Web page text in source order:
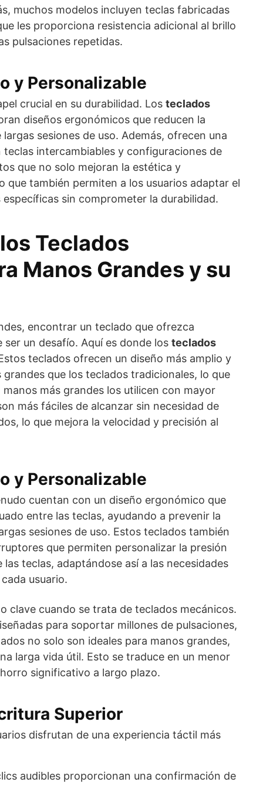
muchos modelos incluyen teclas fabricadas
les proporciona resistencia adicional al brillo
pulsaciones repetidas.
y Personalizable
crucial en su durabilidad. Los teclados
diseños ergonómicos que reducen la
sesiones de uso. Además, ofrecen una
intercambiables y configuraciones de
que no solo mejoran la estética y
que también permiten a los usuarios adaptar el
sin comprometer la durabilidad.
Teclados
Manos Grandes y su
encontrar un teclado que ofrezca
un desafío. Aquí es donde los teclados
teclados ofrecen un diseño más amplio y
que los teclados tradicionales, lo que
más grandes los utilicen con mayor
más fáciles de alcanzar sin necesidad de
lo que mejora la velocidad y precisión al
y Personalizable
cuentan con un diseño ergonómico que
entre las teclas, ayudando a prevenir la
sesiones de uso. Estos teclados también
que permiten personalizar la presión
teclas, adaptándose así a las necesidades
usuario.
clave cuando se trata de teclados mecánicos.
para soportar millones de pulsaciones,
no solo son ideales para manos grandes,
larga vida útil. Esto se traduce en un menor
significativo a largo plazo.
Superior
disfrutan de una experiencia táctil más
audibles proporcionan una confirmación de